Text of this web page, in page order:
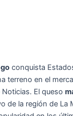
conquista
terreno en el
El queso
de la región de La